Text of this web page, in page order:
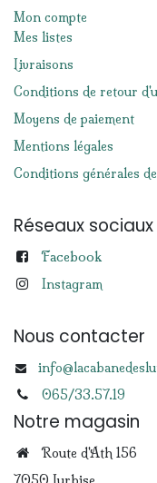
Mon compte
Mes listes
Livraisons
Conditions de retour
Moyens de paiement
Mentions légales
Conditions générales
Réseaux sociaux
Facebook
Instagram
Nous contacter
065/33.57.19
Notre magasin
Route d'Ath 156